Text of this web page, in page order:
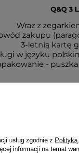
Q&Q 3
Wraz z
zakupu
3-letnią kartę
w języku
-
usług zgodnie z
informacji na temat